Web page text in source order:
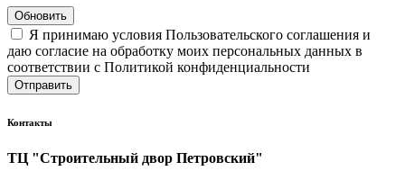
Обновить
Я принимаю условия Пользовательского соглашения и
даю согласие на обработку моих персональных данных в
соответствии с Политикой конфиденциальности
Отправить
Контакты
ТЦ "Строительный двор Петровский"